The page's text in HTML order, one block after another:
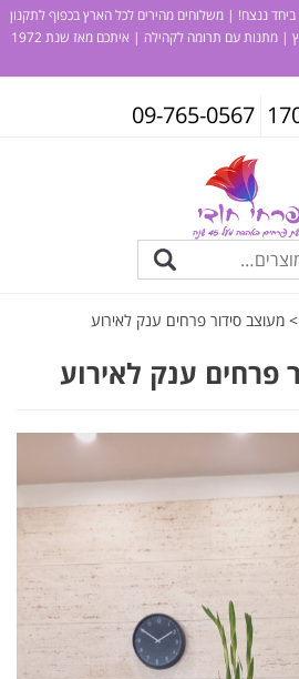
ננצח! | משלוחים מהירים לכל הארץ בכפוף לתקנון
מתנות עם תרומה לקהילה | איתכם מאז שנת 1972
09-765-0567
> מעוצב סידור פרחים ענק לאירוע
פרחים ענק לאירוע